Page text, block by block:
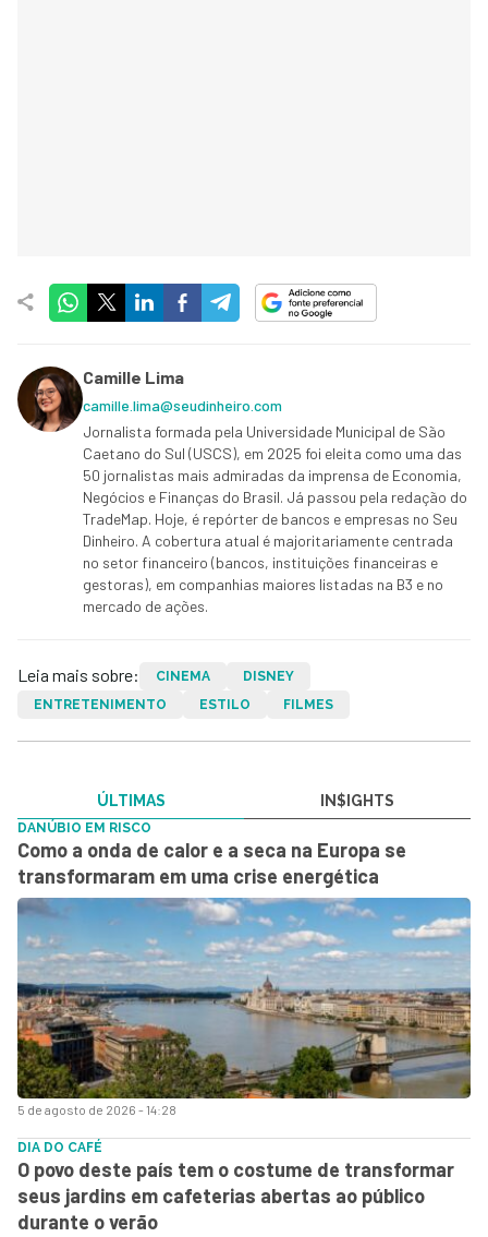
Camille Lima
camille.lima@seudinheiro.com
Jornalista formada pela Universidade Municipal de São
Caetano do Sul (USCS), em 2025 foi eleita como uma das
50 jornalistas mais admiradas da imprensa de Economia,
Negócios e Finanças do Brasil. Já passou pela redação do
TradeMap. Hoje, é repórter de bancos e empresas no Seu
Dinheiro. A cobertura atual é majoritariamente centrada
no setor financeiro (bancos, instituições financeiras e
gestoras), em companhias maiores listadas na B3 e no
mercado de ações.
Leia mais sobre: CINEMA
DISNEY
ENTRETENIMENTO
ESTILO FILMES
ÚLTIMAS IN$IGHTS
5 de agosto de 2026 - 14:28
DANÚBIO EM RISCO
Como a onda de calor e a seca na Europa se
transformaram em uma crise energética
DIA DO CAFÉ
O povo deste país tem o costume de transformar
seus jardins em cafeterias abertas ao público
durante o verão